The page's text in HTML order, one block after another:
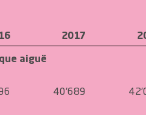
2017
aiguë
40'689